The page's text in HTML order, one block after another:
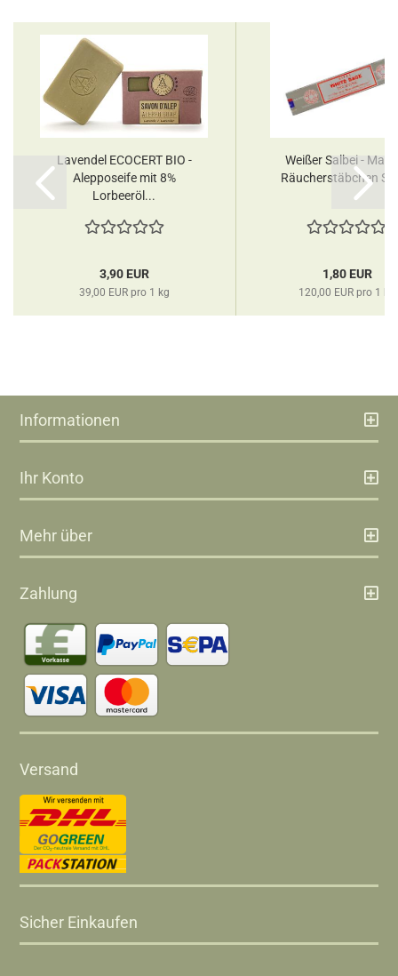
Lavendel ECOCERT BIO -
Alepposeife mit 8%
Lorbeeröl...
3,90 EUR
39,00 EUR pro 1 kg
Weißer Salbei -
Räucherstäbchen
1,80 EUR
120,00 EUR pro 1 kg
Informationen
Ihr Konto
Mehr über
Zahlung
Versand
Sicher Einkaufen